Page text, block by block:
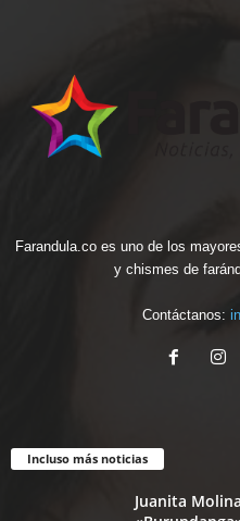
Farandula.co es uno de los
y chismes de
Contáctanos:
Incluso más noticias
Juanita